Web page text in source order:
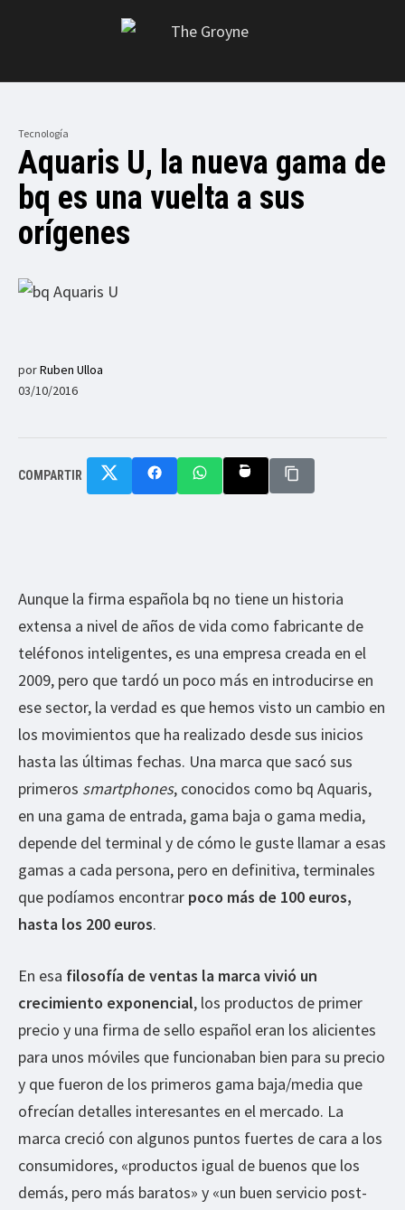
Tecnología
Aquaris U, la nueva gama de
bq es una vuelta a sus
orígenes
porRuben Ulloa
03/10/2016
COMPARTIR
Aunque la firma española bq no tiene un historia
extensa a nivel de años de vida como fabricante de
teléfonos inteligentes, es una empresa creada en el
2009, pero que tardó un poco más en introducirse en
ese sector, la verdad es que hemos visto un cambio en
los movimientos que ha realizado desde sus inicios
hasta las últimas fechas. Una marca que sacó sus
primeros smartphones, conocidos como bq Aquaris,
en una gama de entrada, gama baja o gama media,
depende del terminal y de cómo le guste llamar a esas
gamas a cada persona, pero en definitiva, terminales
que podíamos encontrar poco más de 100 euros,
hasta los 200 euros.
En esa filosofía de ventas la marca vivió un
crecimiento exponencial, los productos de primer
precio y una firma de sello español eran los alicientes
para unos móviles que funcionaban bien para su precio
y que fueron de los primeros gama baja/media que
ofrecían detalles interesantes en el mercado. La
marca creció con algunos puntos fuertes de cara a los
consumidores, «productos igual de buenos que los
demás, pero más baratos» y «un buen servicio post-